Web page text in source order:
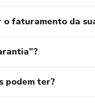
faturamento da
podem ter?